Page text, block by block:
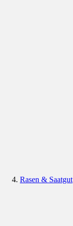
Rasen & Saatgut